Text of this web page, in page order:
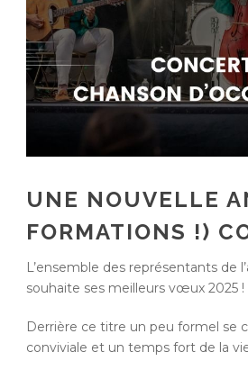
UNE NOUVELLE
FORMATIONS !)
L’ensemble des représentants de
souhaite ses meilleurs vœux 2025 !
Derrière ce titre un peu formel se
conviviale et un temps fort de la